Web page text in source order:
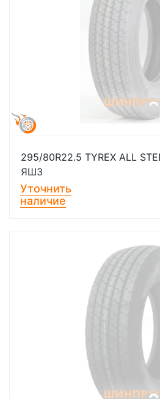
295/80R22.5 TYREX ALL
ЯШЗ
Уточнить
наличие